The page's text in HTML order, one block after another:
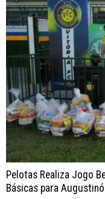
Pelotas Realiza Jogo
Básicas para